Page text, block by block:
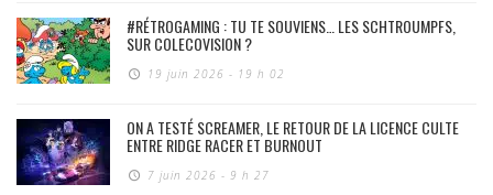
#RÉTROGAMING : TU TE SOUVIENS… LES SCHTROUMPFS,
SUR COLECOVISION ?
19 juin 2026 - 19 h 02
ON A TESTÉ SCREAMER, LE RETOUR DE LA LICENCE CULTE
ENTRE RIDGE RACER ET BURNOUT
7 juin 2026 - 9 h 27